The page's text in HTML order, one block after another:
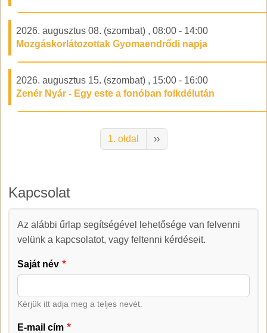
2026. augusztus 08. (szombat) , 08:00 - 14:00
Mozgáskorlátozottak Gyomaendrődi napja
2026. augusztus 15. (szombat) , 15:00 - 16:00
Zenér Nyár - Egy este a fonóban folkdélután
1. oldal
Következő oldal
››
Kapcsolat
Kapcsolat
Az alábbi űrlap segítségével lehetősége van felvenni
velünk a kapcsolatot, vagy feltenni kérdéseit.
Saját név
Kérjük itt adja meg a teljes nevét.
E-mail cím